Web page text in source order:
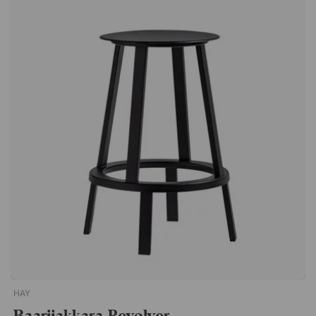
palkinnolla. Huomaa, että lampun mukana toimitetaan USB-
johto ilman adapteria.Inga Sempén suunnittelema kannettava
Mousqueton-valaisin tarjoaa täydellisen sekoituksen tyyliä ja
tekniikkaa. Sen erottuvin ominaisuus on karabiinikoukku, jonka
avulla se voidaan ripustaa. Helppo kuljettaa mukana.
Vähintään 10 tuntia valoa. Integroitu kosketushimmennin
kolmessa vaiheessa. Helppo lataus USB:n kautta. Sopii sisä- ja
HAY